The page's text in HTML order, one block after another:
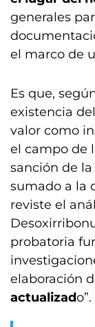
generales
el marco de
Es que,
existencia
valor como
el campo de
sanción de
sumado a la
reviste el
probatoria
elaboración
actualizad